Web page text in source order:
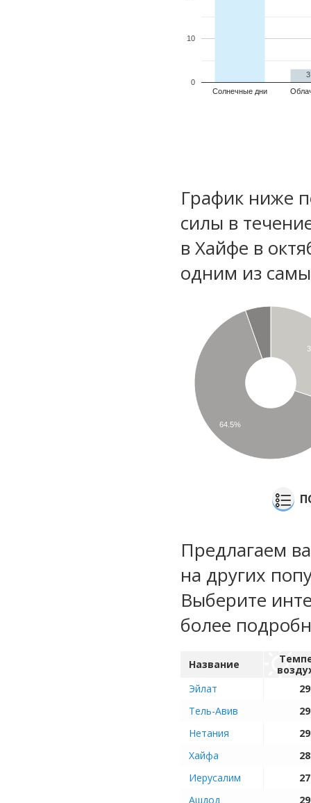
Солнечные дни
0
10
График ниже
силы в
в Хайфе в
одним из
64.5%
Предлагаем
на других
Выберите
более
Название
Эйлат
Тель-Авив
Нетания
Хайфа
Иерусалим
Ашдод